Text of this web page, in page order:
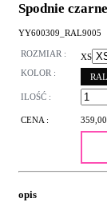
Spodnie
YY600309_RAL9005
ROZMIAR : XS
KOLOR :
ILOŚĆ :
CENA :
opis